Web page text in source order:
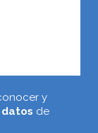
y
de